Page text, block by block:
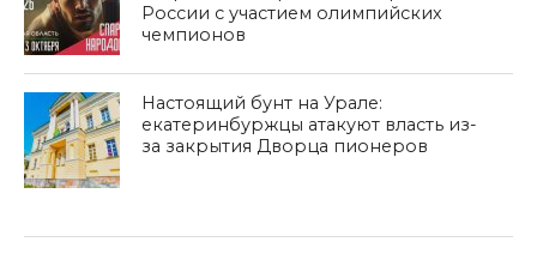
России с участием олимпийских
чемпионов
Настоящий бунт на Урале:
екатеринбуржцы атакуют власть из-
за закрытия Дворца пионеров